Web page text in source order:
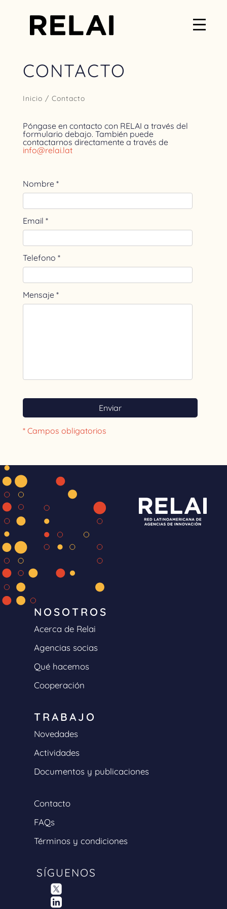
CONTACTO
Inicio / Contacto
Póngase en contacto con RELAI a través del
formulario debajo. También puede
contactarnos directamente a través de
info@relai.lat
Nombre *
Email *
Telefono *
Mensaje *
Enviar
* Campos obligatorios
NOSOTROS
Acerca de Relai
Agencias socias
Qué hacemos
Cooperación
TRABAJO
Novedades
Actividades
Documentos y publicaciones
Contacto
FAQs
Términos y condiciones
SÍGUENOS